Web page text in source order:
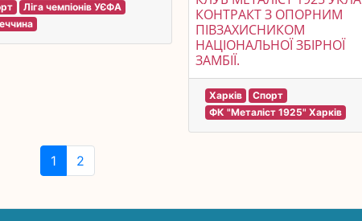
Ліга чемпіонів УЄФА
КОНТРАКТ З ОПОРНИМ
ПІВЗАХИСНИКОМ
НАЦІОНАЛЬНОЇ ЗБІРНОЇ
ЗАМБІЇ.
Харків
Спорт
ФК "Металіст 1925" Харків
1 2